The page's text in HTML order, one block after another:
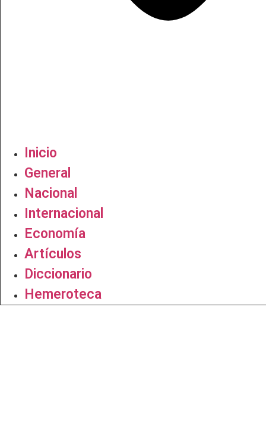
Inicio
General
Nacional
Internacional
Economía
Artículos
Diccionario
Hemeroteca